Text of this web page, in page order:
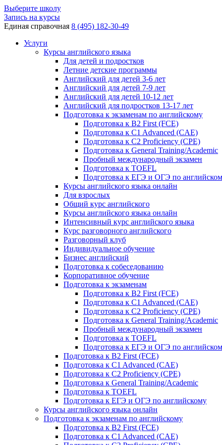
Выберите школу
Запись на курсы
Единая справочная 8 (495) 182-30-49
Услуги
Курсы английского языка
Для детей и подростков
Летние детские программы
Английский для детей 3-6 лет
Английский для детей 7-9 лет
Английский для детей 10-12 лет
Английский для подростков 13-17 лет
Подготовка к экзаменам по английскому
Подготовка к B2 First (FCE)
Подготовка к C1 Advanced (CAE)
Подготовка к C2 Proficiency (CPE)
Подготовка к General Training/Academic
Пробный международный экзамен
Подготовка к TOEFL
Подготовка к ЕГЭ и ОГЭ по
Курсы английского языка онлайн
Для взрослых
Общий курс английского
Курсы английского языка онлайн
Интенсивный курс английского языка
Курс разговорного английского
Разговорный клуб
Индивидуальное обучение
Бизнес английский
Подготовка к собеседованию
Корпоративное обучение
Подготовка к экзаменам
Подготовка к B2 First (FCE)
Подготовка к C1 Advanced (CAE)
Подготовка к C2 Proficiency (CPE)
Подготовка к General Training/Academic
Пробный международный экзамен
Подготовка к TOEFL
Подготовка к ЕГЭ и ОГЭ по
Подготовка к B2 First (FCE)
Подготовка к C1 Advanced (CAE)
Подготовка к C2 Proficiency (CPE)
Подготовка к General Training/Academic
Подготовка к TOEFL
Подготовка к ЕГЭ и ОГЭ по английскому
Курсы английского языка онлайн
Подготовка к экзаменам по английскому
Подготовка к B2 First (FCE)
Подготовка к C1 Advanced (CAE)